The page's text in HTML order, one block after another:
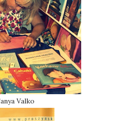
Tanya Valko